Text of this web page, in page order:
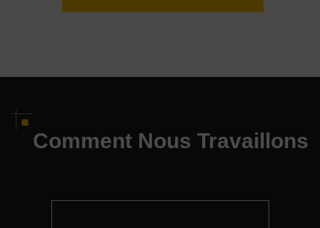
Comment Nous Travaillons